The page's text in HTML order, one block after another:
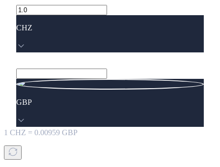
CHZ
GBP
1 CHZ = 0.00959 GBP